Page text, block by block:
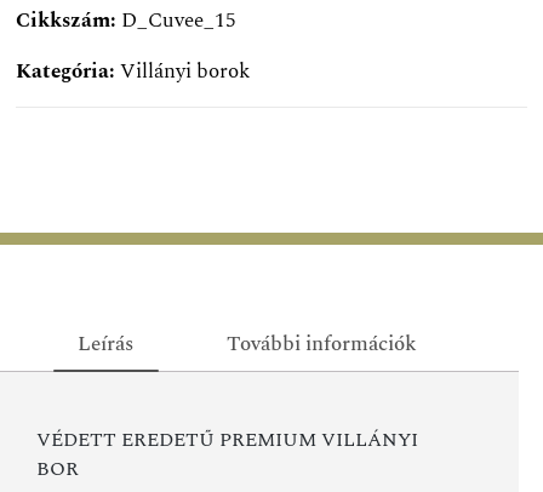
Cikkszám: D_Cuvee_15
Kategória:Villányi borok
Leírás További információk
VÉDETT EREDETŰ PREMIUM VILLÁNYI
BOR